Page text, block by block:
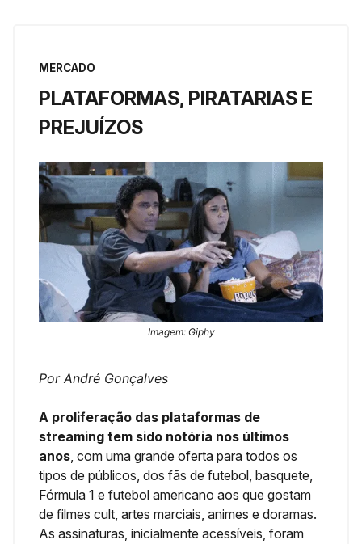
MERCADO
PLATAFORMAS, PIRATARIAS E
PREJUÍZOS
Imagem: Giphy
Por André Gonçalves
A proliferação das plataformas de
streaming tem sido notória nos últimos
anos, com uma grande oferta para todos os
tipos de públicos, dos fãs de futebol, basquete,
Fórmula 1 e futebol americano aos que gostam
de filmes cult, artes marciais, animes e doramas.
As assinaturas, inicialmente acessíveis, foram